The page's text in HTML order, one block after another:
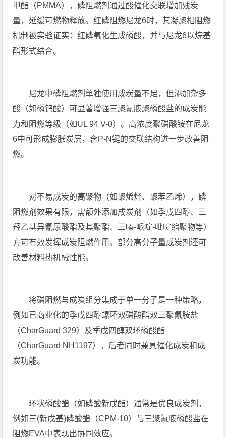
甲酯（PMMA），磷阻燃剂通过酸催化交联增加残炭
量，延缓可燃物释放。红磷阻燃尼龙6时，其凝聚相阻燃
机制被实验证实：红磷氧化生成磷酸，并与尼龙6以烷基
酯形式结合。
尼龙中磷阻燃剂单独使用成炭量不足，但添加杂多
酸（如磷钨酸）可显著增强三聚氰胺聚磷酸盐的成炭能
力和阻燃等级（如UL 94 V-0）。高浓度聚磷酸铵在尼龙
6中可形成膨胀炭层，含P-N键的交联结构进一步改善阻
燃。
对不易成炭的高聚物（如聚烯烃、聚苯乙烯），磷
阻燃剂效果有限，需额外添加成炭剂（如季戊四醇、三
羟乙基异氰尿酸酯及其聚酯、三嗪-哌啶-吡啶缩聚物等）
方可有效发挥成炭阻燃作用。部分高分子量成炭剂还可
改善材料热机械性能。
将磷阻燃与成炭组分集成于单一分子是一种策略，
例如已商业化的季戊四醇螺环双磷酸酯双三聚氰胺盐
（CharGuard 329）及季戊四醇双环磷酸酯
（CharGuard NH1197），后者同时兼具催化成炭和成
炭功能。
环状磷酸酯（如磷酸新戊酯）通常是优良成炭剂，
例如三(新戊基)磷酸酯（CPM-10）与三聚氰胺磷酸盐在
阻燃EVA中表现出协同效应。